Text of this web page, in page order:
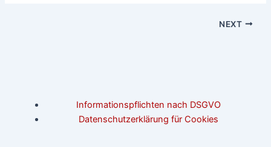
NEXT
Informationspflichten nach DSGVO
Datenschutzerklärung für Cookies